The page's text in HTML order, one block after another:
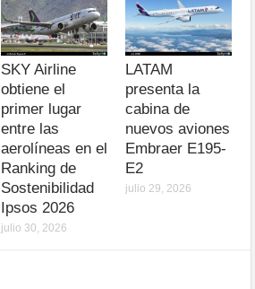
SKY Airline
obtiene el
primer lugar
entre las
aerolíneas en el
Ranking de
Sostenibilidad
Ipsos 2026
julio 30, 2026
LATAM
presenta la
cabina de
nuevos aviones
Embraer E195-
E2
julio 29, 2026